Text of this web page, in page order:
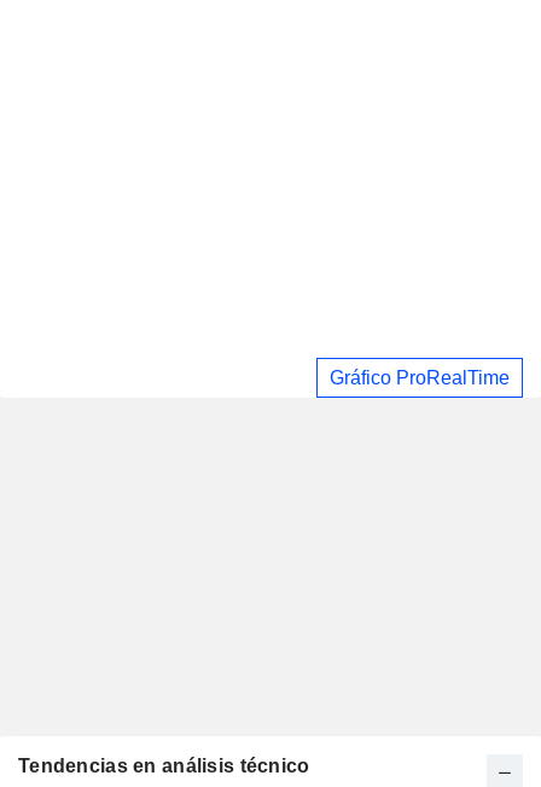
Gráfico ProRealTime
Tendencias en análisis técnico